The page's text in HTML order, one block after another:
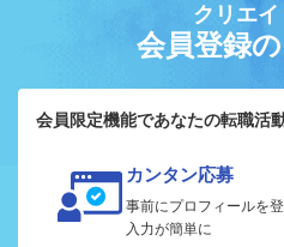
クリエ
会員登録
会員限定機能であなたの転職活
カンタン応募
事前にプロフィールを
入力が簡単に